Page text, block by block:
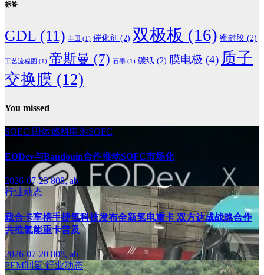
标签
GDL (11) 丰田 (1) 催化剂 (2) 双极板 (16) 密封胶 (2)
工艺流程图 (1) 帝斯曼 (7) 石墨 (1) 碳纸 (2) 膜电极 (4) 质子
交换膜 (12)
You missed
SOEC 固体燃料电池SOFC
EODev与Baudouin合作推动SOFC市场化
2026-07-23808, ab
行业动态
载合卡车携手捷氢科技发布全新氢电重卡 双方达成战略合作
共推氢能重卡普及
2026-07-20 808, ab
PEM制氢行业动态